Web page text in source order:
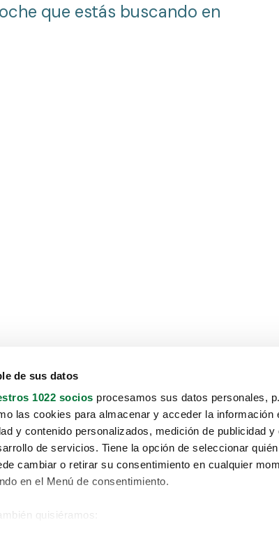
de sus datos
1022 socios procesamos sus datos personales,
las cookies para almacenar y acceder la información
y contenido personalizados, medición de publicidad
de servicios. Tiene la opción de seleccionar
cambiar o retirar su consentimiento en cualquier
en el Menú de consentimiento.
quisiéramos:
que estás buscando en